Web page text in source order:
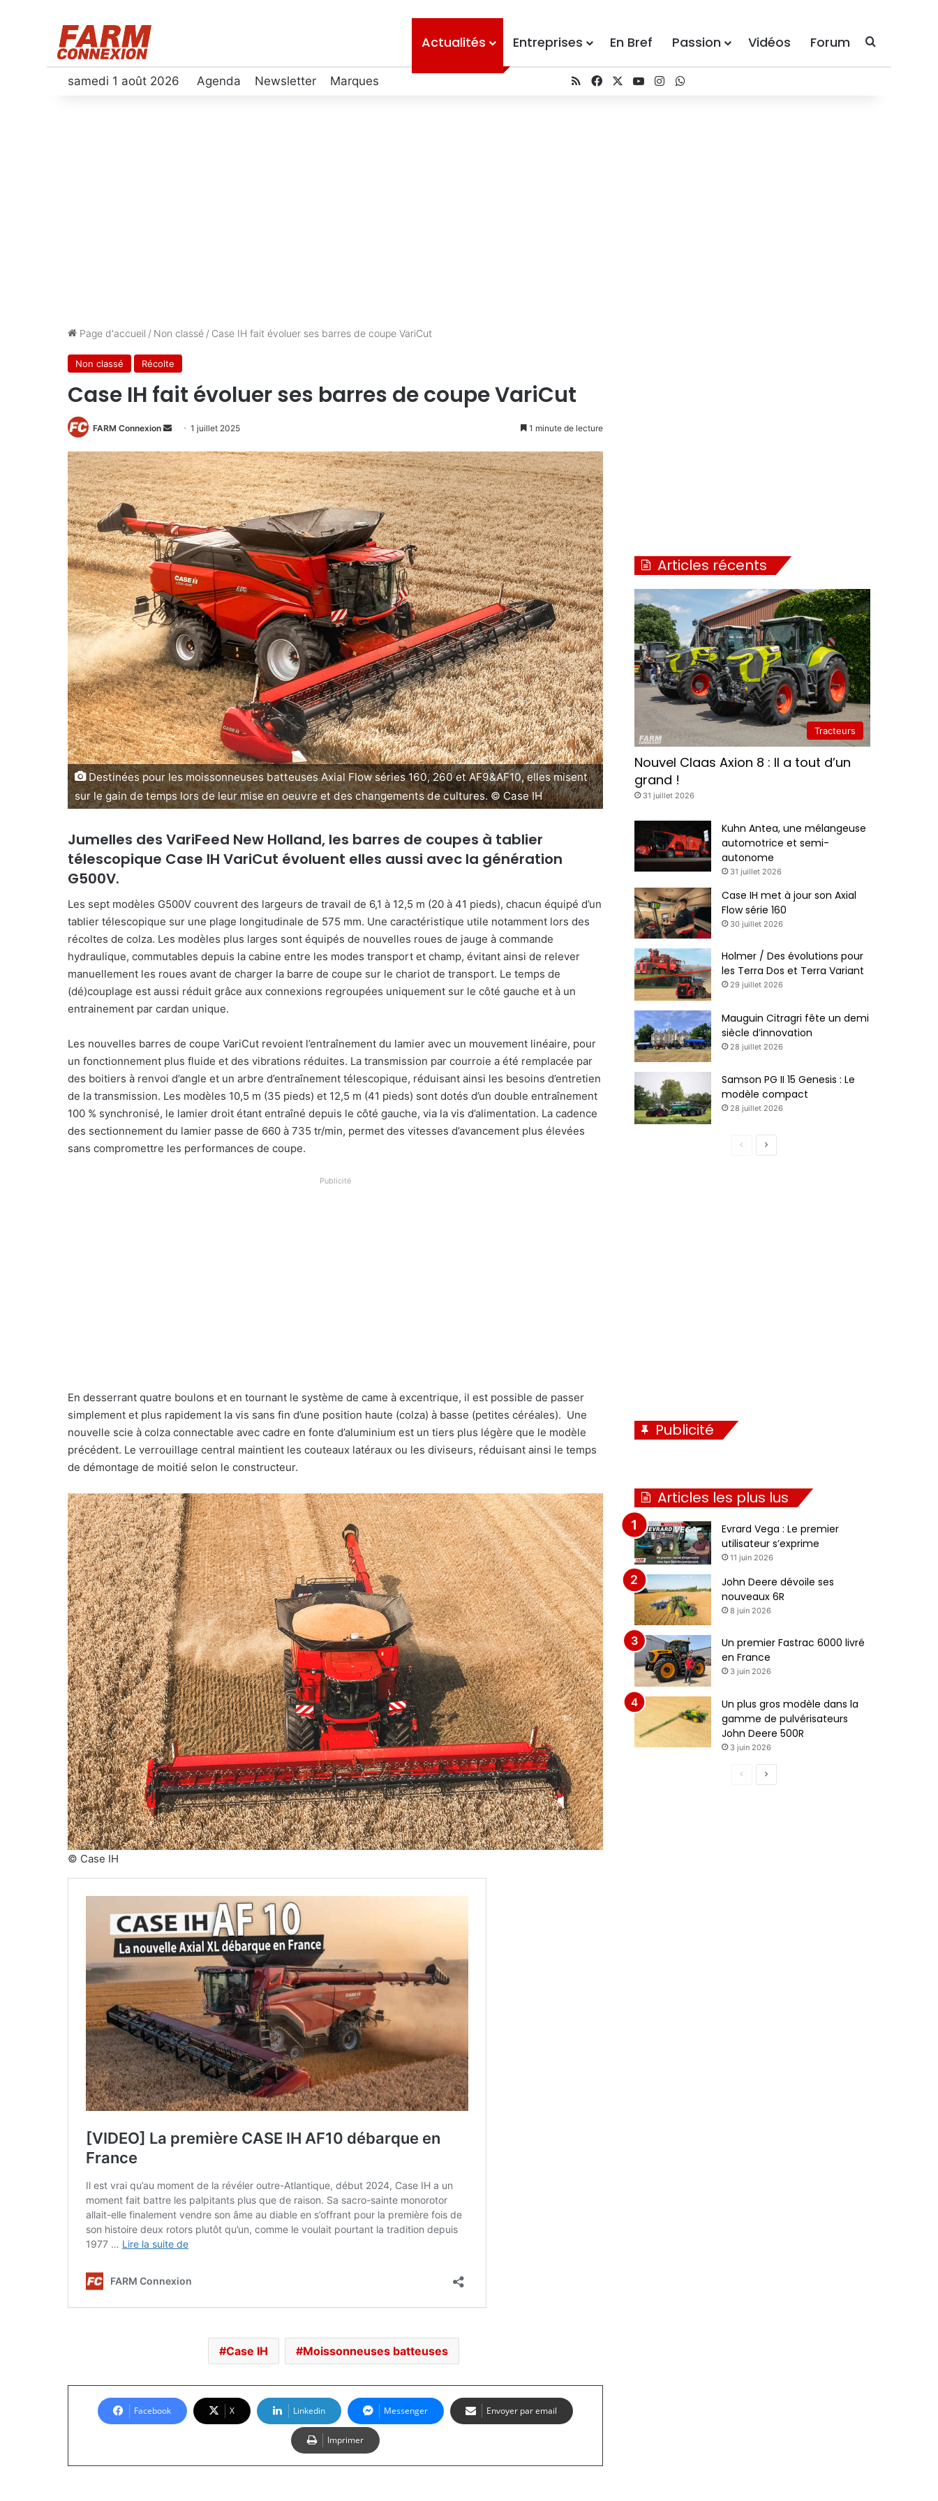
Actualités Entreprises En Bref Passion Vidéos Forum Recherche
samedi 1 août 2026 Agenda Newsletter Marques RSSFacebookYouTubeInstagram
Page d'accueil / Non classé / Case IH fait évoluer ses barres de coupe VariCut
Non classé Récolte
Case IH fait évoluer ses barres de coupe VariCut
FARM Connexion
Envoyer
courriel
1 juillet 2025 1 minute de lecture
Destinées pour les moissonneuses batteuses Axial Flow séries 160, 260 et AF9&AF10, elles misent
sur le gain de temps lors de leur mise en oeuvre et des changements de cultures. © Case IH
Jumelles des VariFeed New Holland, les barres de coupes à tablier
télescopique Case IH VariCut évoluent elles aussi avec la génération
G500V.
Les sept modèles G500V couvrent des largeurs de travail de 6,1 à 12,5 m (20 à 41 pieds), chacun équipé d’un
tablier télescopique sur une plage longitudinale de 575 mm. Une caractéristique utile notamment lors des
récoltes de colza. Les modèles plus larges sont équipés de nouvelles roues de jauge à commande
hydraulique, commutables depuis la cabine entre les modes transport et champ, évitant ainsi de relever
manuellement les roues avant de charger la barre de coupe sur le chariot de transport. Le temps de
(dé)couplage est aussi réduit grâce aux connexions regroupées uniquement sur le côté gauche et à un
entrainement par cardan unique.
Les nouvelles barres de coupe VariCut revoient l’entraînement du lamier avec un mouvement linéaire, pour
un fonctionnement plus fluide et des vibrations réduites. La transmission par courroie a été remplacée par
des boitiers à renvoi d’angle et un arbre d’entraînement télescopique, réduisant ainsi les besoins d’entretien
de la transmission. Les modèles 10,5 m (35 pieds) et 12,5 m (41 pieds) sont dotés d’un double entraînement
100 % synchronisé, le lamier droit étant entraîné depuis le côté gauche, via la vis d’alimentation. La cadence
des sectionnement du lamier passe de 660 à 735 tr/min, permet des vitesses d’avancement plus élevées
sans compromettre les performances de coupe.
Publicité
En desserrant quatre boulons et en tournant le système de came à excentrique, il est possible de passer
simplement et plus rapidement la vis sans fin d’une position haute (colza) à basse (petites céréales). Une
nouvelle scie à colza connectable avec cadre en fonte d’aluminium est un tiers plus légère que le modèle
précédent. Le verrouillage central maintient les couteaux latéraux ou les diviseurs, réduisant ainsi le temps
de démontage de moitié selon le constructeur.
© Case IH
Case IH Moissonneuses batteuses
Facebook X Linkedin Messenger Envoyer par email
Imprimer
Articles récents
Tracteurs
Nouvel Claas Axion 8 : Il a tout d’un
grand !
31 juillet 2026
Kuhn Antea, une mélangeuse
automotrice et semi-
autonome
31 juillet 2026
Case IH met à jour son Axial
Flow série 160
30 juillet 2026
Holmer / Des évolutions pour
les Terra Dos et Terra Variant
29 juillet 2026
Mauguin Citragri fête un demi
siècle d’innovation
28 juillet 2026
Samson PG II 15 Genesis : Le
modèle compact
28 juillet 2026
Page
Publicité
Articles les plus lus
Evrard Vega : Le premier
utilisateur s’exprime
11 juin 2026
John Deere dévoile ses
nouveaux 6R
8 juin 2026
Un premier Fastrac 6000 livré
en France
3 juin 2026
Un plus gros modèle dans la
gamme de pulvérisateurs
John Deere 500R
3 juin 2026
Page